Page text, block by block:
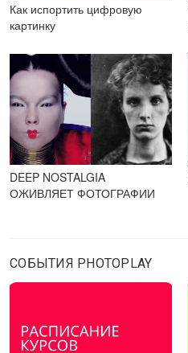
Как испортить цифровую
картинку
DEEP NOSTALGIA
ОЖИВЛЯЕТ ФОТОГРАФИИ
СОБЫТИЯ PHOTOPLAY